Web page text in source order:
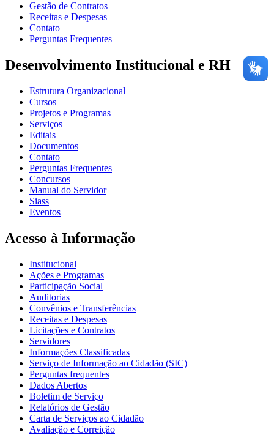
Gestão de Contratos
Receitas e Despesas
Contato
Perguntas Frequentes
Desenvolvimento Institucional e RH
Estrutura Organizacional
Cursos
Projetos e Programas
Serviços
Editais
Documentos
Contato
Perguntas Frequentes
Concursos
Manual do Servidor
Siass
Eventos
Acesso à Informação
Institucional
Ações e Programas
Participação Social
Auditorias
Convênios e Transferências
Receitas e Despesas
Licitações e Contratos
Servidores
Informações Classificadas
Serviço de Informação ao Cidadão (SIC)
Perguntas frequentes
Dados Abertos
Boletim de Serviço
Relatórios de Gestão
Carta de Serviços ao Cidadão
Avaliação e Correição